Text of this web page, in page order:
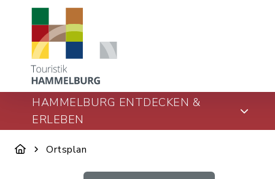
HAMMELBURG ENTDECKEN &
ERLEBEN
Ortsplan